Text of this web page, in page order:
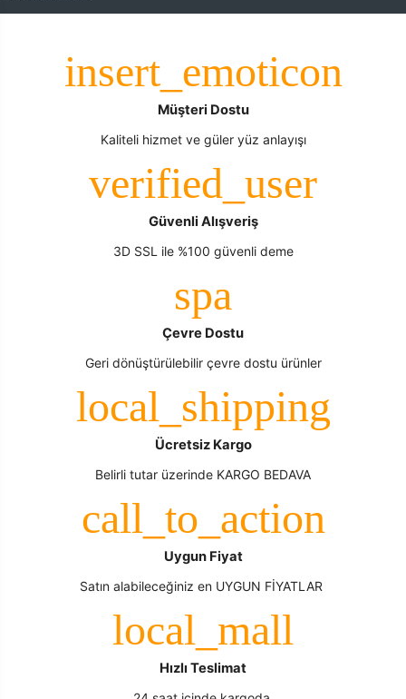
Müşteri Dostu
Kaliteli hizmet ve güler yüz anlayışı
Güvenli Alışveriş
3D SSL ile %100 güvenli deme
Çevre Dostu
Geri dönüştürülebilir çevre dostu ürünler
Ücretsiz Kargo
Belirli tutar üzerinde KARGO BEDAVA
Uygun Fiyat
Satın alabileceğiniz en UYGUN FİYATLAR
Hızlı Teslimat